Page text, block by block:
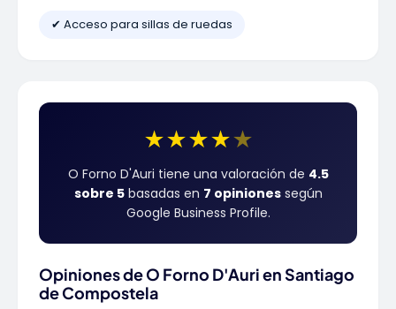
✔ Acceso para sillas de ruedas
★★★★★
O Forno D'Auri tiene una valoración de 4.5
sobre 5basadas en 7 opinionessegún
Google Business Profile.
Opiniones de O Forno D'Auri en Santiago
de Compostela